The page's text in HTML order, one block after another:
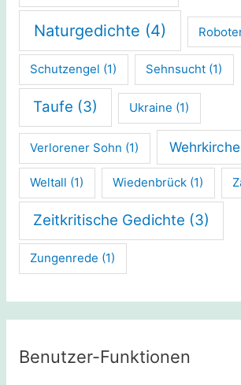
Naturgedichte (4)
Schutzengel (1) Sehnsucht (1)
Taufe (3) Ukraine (1)
Verlorener Sohn (1) Wehrkirche
Weltall (1) Wiedenbrück (1)
Zeitkritische Gedichte (3)
Zungenrede (1)
Benutzer-Funktionen